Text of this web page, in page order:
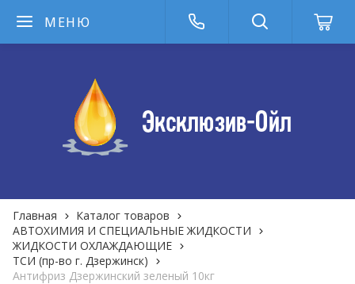
МЕНЮ
Главная
Каталог товаров
АВТОХИМИЯ И СПЕЦИАЛЬНЫЕ ЖИДКОСТИ
ЖИДКОСТИ ОХЛАЖДАЮЩИЕ
ТСИ (пр-во г. Дзержинск)
Антифриз Дзержинский зеленый 10кг